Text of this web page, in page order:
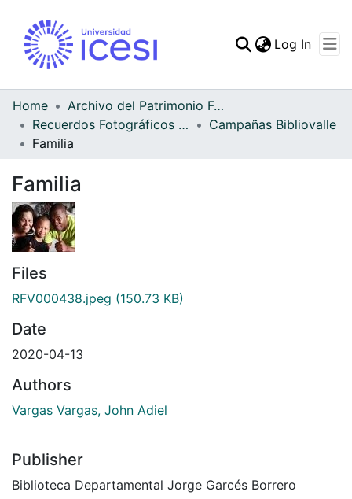
Statistics
Log In
Home
Archivo del Patrimonio Fotográfico y Fílmico del Valle del Cauca
Recuerdos Fotográficos Vallecaucanos
Campañas Bibliovalle
Familia
Familia
Files
RFV000438.jpeg (150.73 KB)
Date
2020-04-13
Authors
Vargas Vargas, John Adiel
Publisher
Biblioteca Departamental Jorge Garcés Borrero